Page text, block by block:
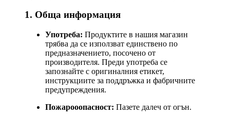
1. Обща информация
Употреба: Продуктите в нашия магазин
трябва да се използват единствено по
предназначението, посочено от
производителя. Преди употреба се
запознайте с оригиналния етикет,
инструкциите за поддръжка и фабричните
предупреждения.
Пожарооопасност: Пазете далеч от огън.